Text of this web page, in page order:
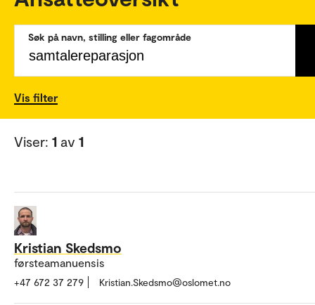
Søk på navn, stilling eller fagområde
Vis filter
Viser: 1 av 1
Kristian Skedsmo
førsteamanuensis
+47 672 37 279 Kristian.Skedsmo@oslomet.no